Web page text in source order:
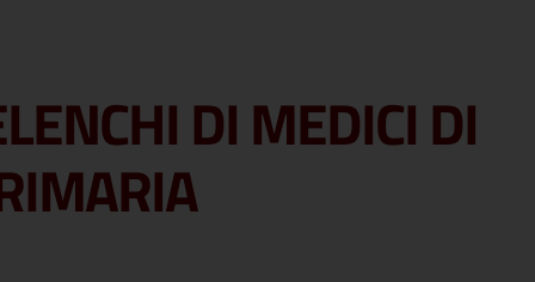
DI MEDICI DI